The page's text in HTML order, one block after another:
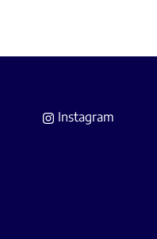
Instagram